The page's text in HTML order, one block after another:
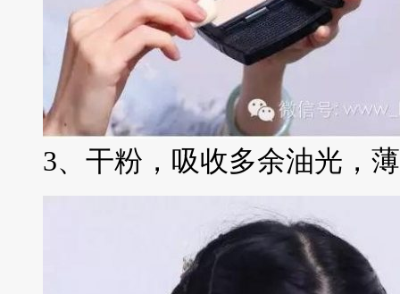
3、干粉，吸收多余油光，